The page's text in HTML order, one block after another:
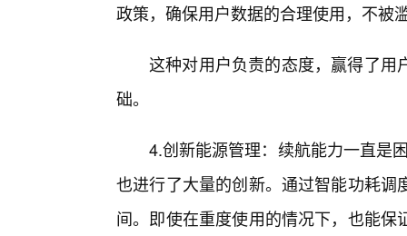
政策，确保用户数据的合理使用，不被
这种对用户负责的态度，赢得了用
础。
4.创新能源管理：续航能力一直是
也进行了大量的创新。通过智能功耗
间。即使在重度使用的情况下，也能